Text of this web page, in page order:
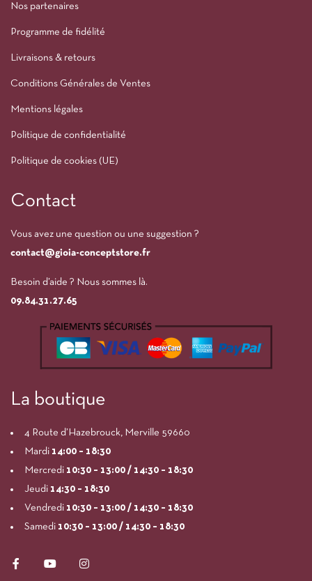
Nos partenaires
Programme de fidélité
Livraisons & retours
Conditions Générales de Ventes
Mentions légales
Politique de confidentialité
Politique de cookies (UE)
Contact
Vous avez une question ou une suggestion ?
contact@gioia-conceptstore.fr
Besoin d’aide ? Nous sommes là.
09.84.31.27.65
La boutique
4 Route d’Hazebrouck, Merville 59660
Mardi 14:00 – 18:30
Mercredi 10:30 – 13:00 / 14:30 – 18:30
Jeudi 14:30 – 18:30
Vendredi 10:30 – 13:00 / 14:30 – 18:30
Samedi 10:30 – 13:00 / 14:30 – 18:30